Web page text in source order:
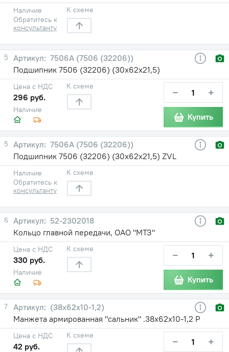
Наличие
Обратитесь к
консультанту
К схеме
5
7506А (7506 (32206))
Подшипник 7506 (32206) (30х62х21,5)
Наличие
Цена с НДС
296 руб.
К схеме − +
Купить
5
7506А (7506 (32206))
Подшипник 7506 (32206) (30х62х21,5) ZVL
Наличие
Обратитесь к
консультанту
К схеме
6
52-2302018
Кольцо главной передачи, ОАО "МТЗ"
Наличие
Цена с НДС
330 руб.
К схеме − +
Купить
7
(38х62х10-1,2)
Манжета армированная "сальник" .38х62х10-1,2 Р
Цена с НДС
42 руб.
К схеме − +